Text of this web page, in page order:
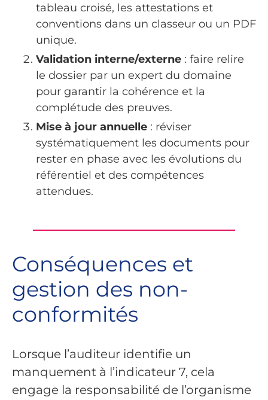
tableau croisé, les attestations et
conventions dans un classeur ou un PDF
unique.
Validation interne/externe : faire relire
le dossier par un expert du domaine
pour garantir la cohérence et la
complétude des preuves.
Mise à jour annuelle : réviser
systématiquement les documents pour
rester en phase avec les évolutions du
référentiel et des compétences
attendues.
Conséquences et
gestion des non-
conformités
Lorsque l’auditeur identifie un
manquement à l’indicateur 7, cela
engage la responsabilité de l’organisme